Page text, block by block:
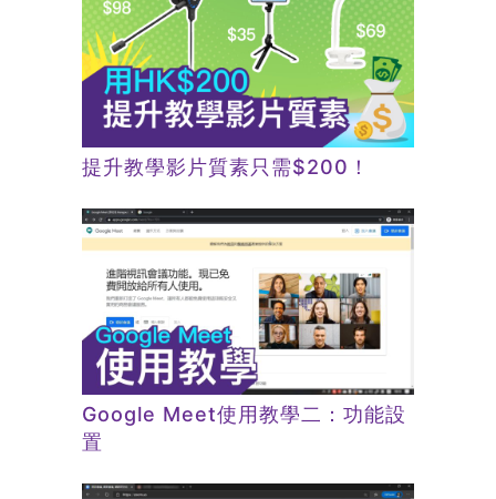
提升教學影片質素只需$200！
Google Meet使用教學二：功能設
置